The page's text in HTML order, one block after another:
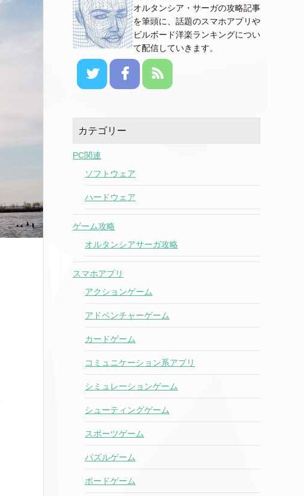
オルタンシア・サーガの攻略記事
を筆頭に、話題のスマホアプリや
ビルボード洋楽ランキングについ
て配信していきます。
カテゴリー
PC関連
ソフトウェア
ハードウェア
ゲーム攻略
オルタンシアサーガ攻略
スマホアプリ
アクションゲーム
アドベンチャーゲーム
カードゲーム
コミュニケーション系アプリ
シミュレーションゲーム
シューティングゲーム
スポーツゲーム
パズルゲーム
ボードゲーム